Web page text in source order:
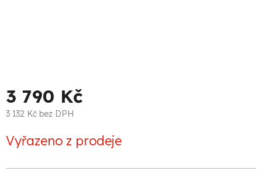
3 790 Kč
3 132 Kč bez DPH
cena:
Vyřazeno z prodeje